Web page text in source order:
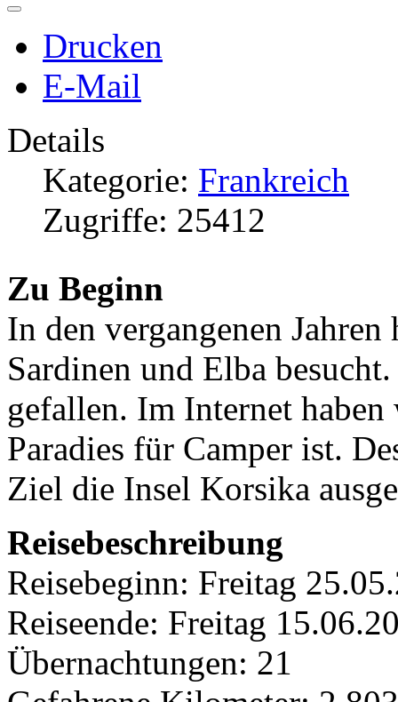
Drucken
E-Mail
Details
Kategorie: Frankreich
Zugriffe: 25412
Zu Beginn
In den vergangenen
Sardinen und Elba
gefallen. Im Internet
Paradies für Camper ist.
Ziel die Insel Korsika
Reisebeschreibung
Reisebeginn: Freitag
Reiseende: Freitag
Übernachtungen: 21